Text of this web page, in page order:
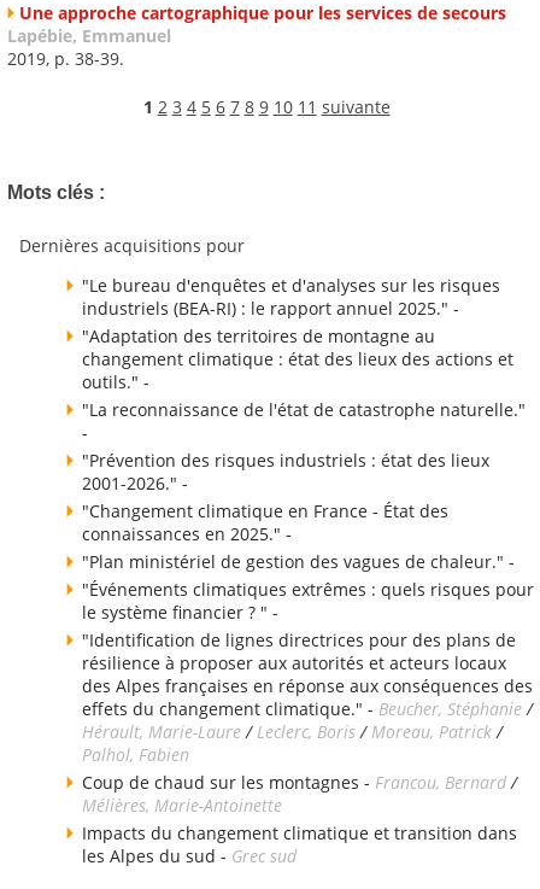
Une approche cartographique pour les services de secours
Lapébie, Emmanuel
2019, p. 38-39.
1 2 3 4 5 6 7 8 9 10 11 suivante
Mots clés :
Dernières acquisitions pour
"Le bureau d'enquêtes et d'analyses sur les risques
industriels (BEA-RI) : le rapport annuel 2025." -
"Adaptation des territoires de montagne au
changement climatique : état des lieux des actions et
outils." -
"La reconnaissance de l'état de catastrophe naturelle."
-
"Prévention des risques industriels : état des lieux
2001-2026." -
"Changement climatique en France - État des
connaissances en 2025." -
"Plan ministériel de gestion des vagues de chaleur." -
"Événements climatiques extrêmes : quels risques pour
le système financier ? " -
"Identification de lignes directrices pour des plans de
résilience à proposer aux autorités et acteurs locaux
des Alpes françaises en réponse aux conséquences des
effets du changement climatique." - Beucher, Stéphanie/
Hérault, Marie-Laure/ Leclerc, Boris/Moreau, Patrick/
Palhol, Fabien
Coup de chaud sur les montagnes - Francou, Bernard/
Mélières, Marie-Antoinette
Impacts du changement climatique et transition dans
les Alpes du sud - Grec sud